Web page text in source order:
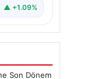
▲ +1.09%
Son Dönem